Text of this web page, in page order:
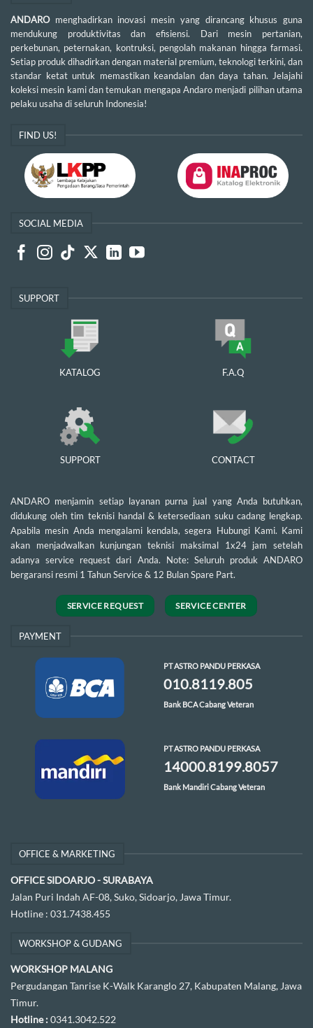
ANDARO menghadirkan inovasi mesin yang dirancang khusus guna
mendukung produktivitas dan efisiensi. Dari mesin pertanian,
perkebunan, peternakan, kontruksi, pengolah makanan hingga farmasi.
Setiap produk dihadirkan dengan material premium, teknologi terkini, dan
standar ketat untuk memastikan keandalan dan daya tahan. Jelajahi
koleksi mesin kami dan temukan mengapa Andaro menjadi pilihan utama
pelaku usaha di seluruh Indonesia!
FIND US!
SOCIAL MEDIA
SUPPORT
KATALOG F.A.Q
SUPPORT CONTACT
ANDARO menjamin setiap layanan purna jual yang Anda butuhkan,
didukung oleh tim teknisi handal & ketersediaan suku cadang lengkap.
Apabila mesin Anda mengalami kendala, segera Hubungi Kami. Kami
akan menjadwalkan kunjungan teknisi maksimal 1x24 jam setelah
adanya service request dari Anda. Note: Seluruh produk ANDARO
bergaransi resmi 1 Tahun Service & 12 Bulan Spare Part.
SERVICE REQUEST SERVICE CENTER
PAYMENT
PT ASTRO PANDU PERKASA
010.8119.805
Bank BCA Cabang Veteran
PT ASTRO PANDU PERKASA
14000.8199.8057
Bank Mandiri Cabang Veteran
OFFICE & MARKETING
OFFICE SIDOARJO - SURABAYA
Jalan Puri Indah AF-08, Suko, Sidoarjo, Jawa Timur.
Hotline : 031.7438.455
WORKSHOP & GUDANG
WORKSHOP MALANG
Pergudangan Tanrise K-Walk Karanglo 27, Kabupaten Malang, Jawa
Timur.
Hotline :0341.3042.522